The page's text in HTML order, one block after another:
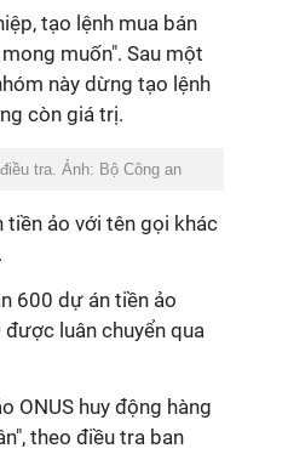
tạo lệnh mua bán
muốn". Sau một
này dừng tạo lệnh
còn giá trị.
tra. Ảnh: Bộ Công an
tiền ảo với tên gọi khác
600 dự án tiền ảo
luân chuyển qua
ONUS huy động hàng
theo điều tra ban